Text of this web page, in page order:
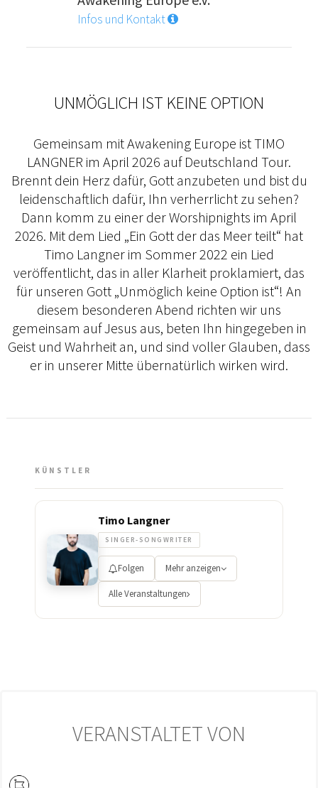
Infos und Kontakt
UNMÖGLICH IST KEINE OPTION
Gemeinsam mit Awakening Europe ist TIMO
LANGNER im April 2026 auf Deutschland Tour.
Brennt dein Herz dafür, Gott anzubeten und bist du
leidenschaftlich dafür, Ihn verherrlicht zu sehen?
Dann komm zu einer der Worshipnights im April
2026. Mit dem Lied „Ein Gott der das Meer teilt“ hat
Timo Langner im Sommer 2022 ein Lied
veröffentlicht, das in aller Klarheit proklamiert, das
für unseren Gott „Unmöglich keine Option ist“! An
diesem besonderen Abend richten wir uns
gemeinsam auf Jesus aus, beten Ihn hingegeben in
Geist und Wahrheit an, und sind voller Glauben, dass
er in unserer Mitte übernatürlich wirken wird.
KÜNSTLER
Timo Langner
SINGER-SONGWRITER
Folgen Mehr anzeigen
Alle Veranstaltungen
VERANSTALTET VON